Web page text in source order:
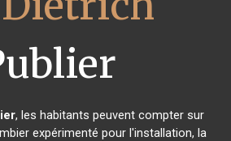
, les habitants peuvent compter sur
expérimenté pour l'installation, la